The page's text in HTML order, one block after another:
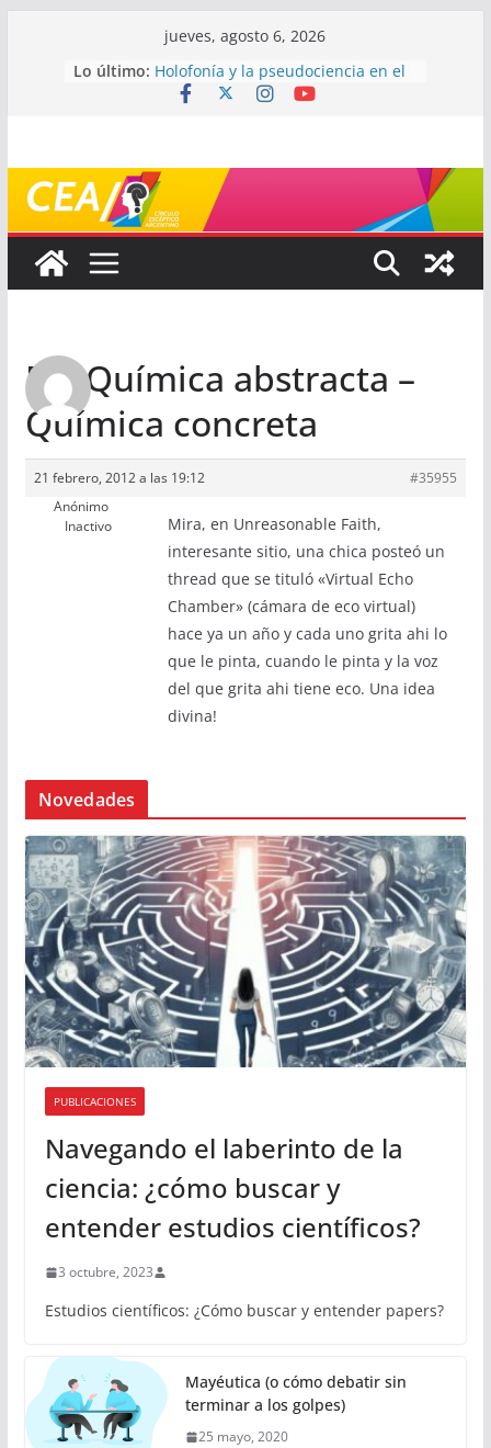
jueves, agosto 6, 2026
Lo último: Holofonía y la pseudociencia en el
audio
Mayéutica (o cómo debatir sin
terminar a los golpes)
Somos menos capaces de lo que
Re: Química abstracta –
Química concreta
21 febrero, 2012 a las 19:12
#35955
Anónimo
Inactivo
Mira, en Unreasonable Faith,
interesante sitio, una chica posteó un
thread que se tituló «Virtual Echo
Chamber» (cámara de eco virtual)
hace ya un año y cada uno grita ahi lo
que le pinta, cuando le pinta y la voz
del que grita ahi tiene eco. Una idea
divina!
Novedades
PUBLICACIONES
Navegando el laberinto de la
ciencia: ¿cómo buscar y
entender estudios científicos?
3 octubre, 2023
Estudios científicos: ¿Cómo buscar y entender papers?
Mayéutica (o cómo debatir sin
terminar a los golpes)
25 mayo, 2020